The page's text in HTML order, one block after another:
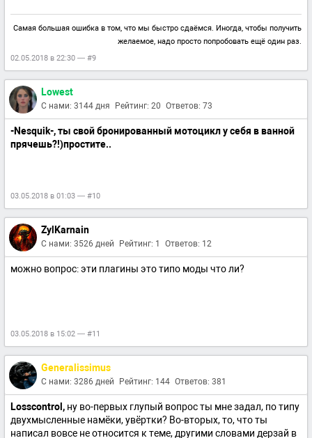
Самая большая ошибка в том, что мы быстро сдаёмся. Иногда, чтобы получить
желаемое, надо просто попробовать ещё один раз.
02.05.2018 в 22:30 — #9
Lowest
С нами: 3144 дня Рейтинг: 20 Ответов: 73
-Nesquik-,ты свой бронированный мотоцикл у себя в ванной
прячешь?!)простите..
03.05.2018 в 01:03 — #10
ZylKarnain
С нами: 3526 дней Рейтинг: 1 Ответов: 12
можно вопрос: эти плагины это типо моды что ли?
03.05.2018 в 15:02 — #11
Generalissimus
С нами: 3286 дней Рейтинг: 144 Ответов: 381
Losscontrol, ну во-первых глупый вопрос ты мне задал, по типу
двухмысленные намёки, увёртки? Во-вторых, то, что ты
написал вовсе не относится к теме, другими словами дерзай в